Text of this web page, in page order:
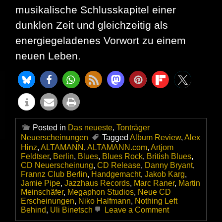
musikalische Schlusskapitel einer
dunklen Zeit und gleichzeitig als
energiegeladenes Vorwort zu einem
neuen Leben.
Posted in Das neueste, Tonträger
Neuerscheinungen
Tagged Album Review, Alex
Hinz, ALTAMANN , ALTAMANN.com, Artjom
Feldtser, Berlin, Blues, Blues Rock, British Blues,
CD Neuerscheinung, CD Release, Danny Bryant,
Frannz Club Berlin, Handgemacht, Jakob Karg,
Jamie Pipe, Jazzhaus Records, Marc Raner, Martin
Meinschäfer, Megaphon Studios, Neue CD
Erscheinungen, Niko Halfmann, Nothing Left
Behind, Uli Binetsch Leave a Commenton